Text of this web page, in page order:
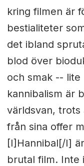
kring filmen är
bestialiteter
det ibland
blod över
och smak -- lite
kannibalism är
världsvan,
från sina offer
[I]Hannibal[/I]
brutal film. Inte